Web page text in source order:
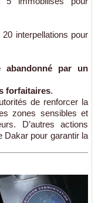
interpellations pour
abandonné par un
forfaitaires.
de renforcer la
zones sensibles et
D’autres actions
Dakar pour garantir la